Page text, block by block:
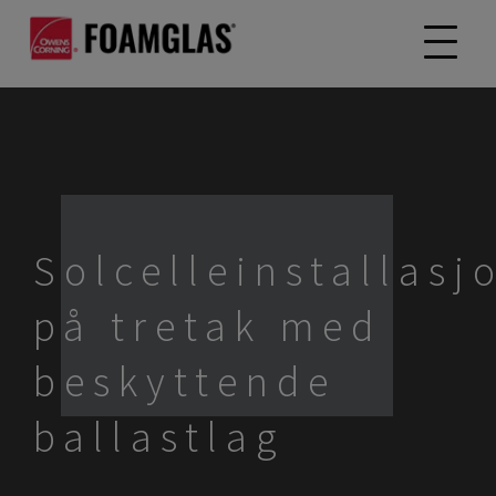
på tretak med
beskyttende
ballastlag